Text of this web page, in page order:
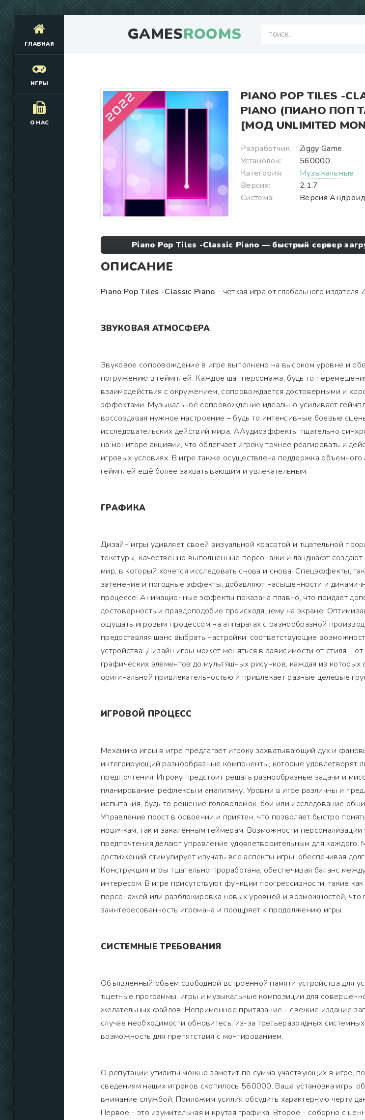
GAMESROOMS
ГЛАВНАЯ
ИГРЫ
О НАС
PIANO POP TILES -
PIANO (ПИАНО ПОП
[МОД UNLIMITED
Разработчик:
Ziggy Game
Установок:
560000
Категория:
Музыкальные
Версия:
2.1.7
Система:
Версия
Piano Pop Tiles -Classic Piano — быстрый сервер
ОПИСАНИЕ
Piano Pop Tiles -Classic Piano - четкая игра от глобального издателя
ЗВУКОВАЯ АТМОСФЕРА
Звуковое сопровождение в игре выполнено на высоком уровне и
погружению в геймплей. Каждое шаг персонажа, будь то
взаимодействия с окружением, сопровождается достоверными и
эффектами. Музыкальное сопровождение идеально усиливает
воссоздавая нужное настроение – будь то интенсивные боевые
исследовательских действий мира. ААудиоэффекты тщательно
на мониторе акциями, что облегчает игроку точнее реагировать и
игровых условиях. В игре также осуществлена поддержка объемного
геймплей ещё более захватывающим и увлекательным.
ГРАФИКА
Дизайн игры удивляет своей визуальной красотой и тщательной
текстуры, качественно выполненные персонажи и ландшафт создают
мир, в который хочется исследовать снова и снова. Спецэффекты,
затенение и погодные эффекты, добавляют насыщенности и
процессе. Анимационные эффекты показана плавно, что придаёт
достоверность и правдоподобие происходящему на экране.
ощущать игровым процессом на аппаратах с разнообразной
предоставляя шанс выбрать настройки, соответствующие
устройства. Дизайн игры может меняться в зависимости от стиля –
графических элементов до мультяшных рисунков, каждая из которых
оригинальной привлекательностью и привлекает разные целевые
ИГРОВОЙ ПРОЦЕСС
Механика игры в игре предлагает игроку захватывающий дух и
интегрирующий разнообразные компоненты, которые удовлетворят
предпочтения. Игроку предстоит решать разнообразные задачи и
планирование, рефлексы и аналитику. Уровни в игре различны и
испытания, будь то решение головоломок, бои или исследование
Управление прост в освоении и приятен, что позволяет быстро
новичкам, так и закалённым геймерам. Возможности
предпочтения делают управление удовлетворительным для каждого.
достижений стимулирует изучать все аспекты игры, обеспечивая
Конструкция игры тщательно проработана, обеспечивая баланс
интересом. В игре присутствуют функции прогрессивности, такие
персонажей или разблокировка новых уровней и возможностей, что
заинтересованность игромана и поощряет к продолжению игры.
СИСТЕМНЫЕ ТРЕБОВАНИЯ
Объявленный объем свободной встроенной памяти устройства для
тщетные программы, игры и музыкальные композиции для
желательных файлов. Неприменное притязание - свежие издание
случае необходимости обновитесь, из-за третьеразрядных
возможность для препятствия с монтированием.
О репутации утилиты можно заметит по сумма участвующих в игре,
сведениям наших игроков скопилось 560000. Ваша установка игры
внимание службой. Приложим усилия обсудить характерную черту
Первое - это изумительная и крутая графика. Второе - соборно с